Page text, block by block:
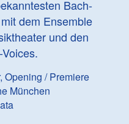
Bach-
dem Ensemble
und den
Opening / Premiere
München